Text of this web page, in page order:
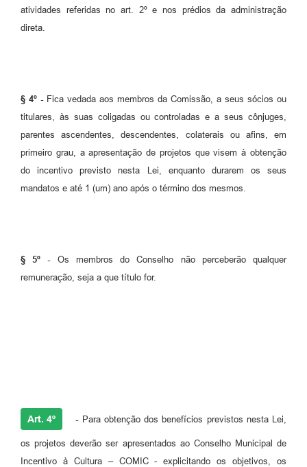
atividades referidas no art. 2º e nos prédios da administração
direta.
§ 4º -Fica vedada aos membros da Comissão, a seus sócios ou
titulares, às suas coligadas ou controladas e a seus cônjuges,
parentes ascendentes, descendentes, colaterais ou afins, em
primeiro grau, a apresentação de projetos que visem à obtenção
do incentivo previsto nesta Lei, enquanto durarem os seus
mandatos e até 1 (um) ano após o término dos mesmos.
§ 5º -Os membros do Conselho não perceberão qualquer
remuneração, seja a que título for.
Art. 4º -Para obtenção dos benefícios previstos nesta Lei,
os projetos deverão ser apresentados ao Conselho Municipal de
Incentivo à Cultura – COMIC - explicitando os objetivos, os